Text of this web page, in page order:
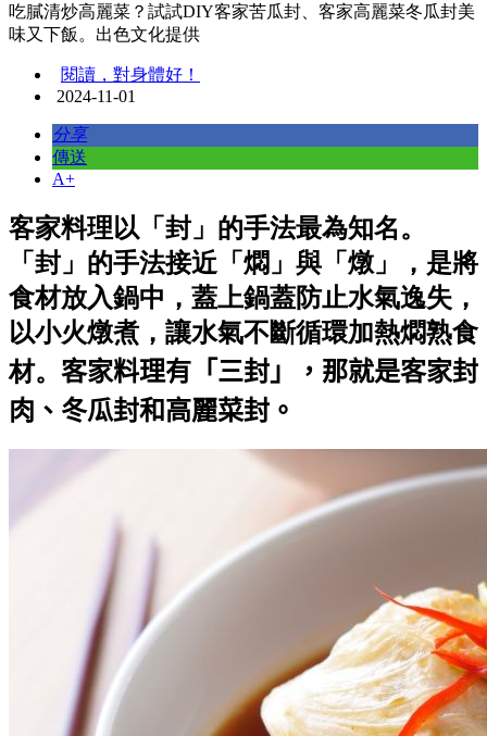
吃膩清炒高麗菜？試試DIY客家苦瓜封、客家高麗菜冬瓜封美
味又下飯。出色文化提供
閱讀，對身體好！
2024-11-01
分享
傳送
A+
客家料理以「封」的手法最為知名。
「封」的手法接近「燜」與「燉」，是將
食材放入鍋中，蓋上鍋蓋防止水氣逸失，
以小火燉煮，讓水氣不斷循環加熱燜熟食
材。 客家料理有「三封」，那就是客家封
肉、冬瓜封和高麗菜封。